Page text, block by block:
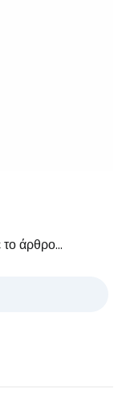
το άρθρο...